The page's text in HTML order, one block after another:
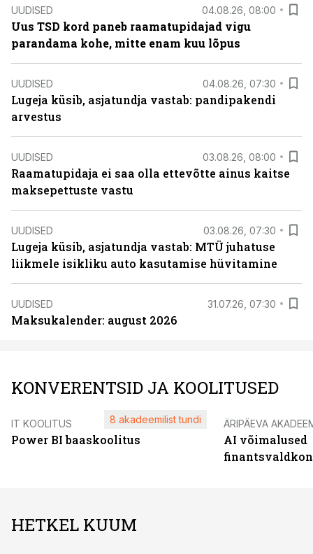
UUDISED 04.08.26, 08:00
Uus TSD kord paneb raamatupidajad vigu
parandama kohe, mitte enam kuu lõpus
UUDISED 04.08.26, 07:30
Lugeja küsib, asjatundja vastab: pandipakendi
arvestus
UUDISED 03.08.26, 08:00
Raamatupidaja ei saa olla ettevõtte ainus kaitse
maksepettuste vastu
UUDISED 03.08.26, 07:30
Lugeja küsib, asjatundja vastab: MTÜ juhatuse
liikmele isikliku auto kasutamise hüvitamine
UUDISED 31.07.26, 07:30
Maksukalender: august 2026
KONVERENTSID JA KOOLITUSED
IT KOOLITUS
Power BI baaskoolitus
8 akadeemilist tundi ÄRIPÄEVA
AI võimalused
HETKEL KUUM